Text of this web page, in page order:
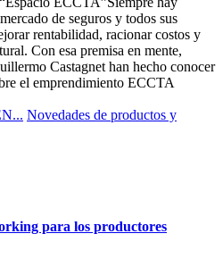
de seguros y todos sus
rentabilidad, racionar costos y
Con esa premisa en mente,
Castagnet han hecho conocer
el emprendimiento ECCTA
Novedades de productos y
para los productores